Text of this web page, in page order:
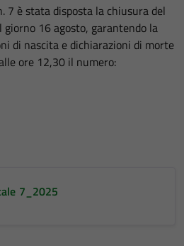
7 è stata disposta la chiusura del
16 agosto, garantendo la
di nascita e dichiarazioni di morte
ore 12,30 il numero:
7_2025